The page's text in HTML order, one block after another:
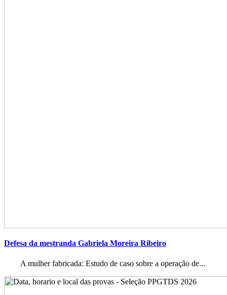
Defesa da mestranda Gabriela Moreira Ribeiro
A mulher fabricada: Estudo de caso sobre a operação de...